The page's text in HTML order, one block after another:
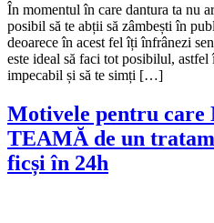
În momentul în care dantura ta nu
posibil să te abții să zâmbești în
deoarece în acest fel îți înfrânezi
este ideal să faci tot posibilul, astfel
impecabil și să te simți […]
Motivele pentru care
TEAMĂ de un
ficși în 24h